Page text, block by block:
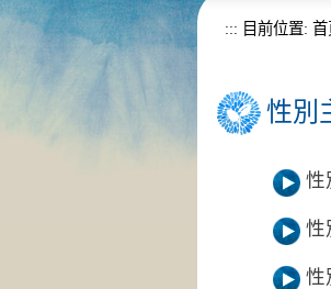
::: 目前位置: 首
性別
性
性
性